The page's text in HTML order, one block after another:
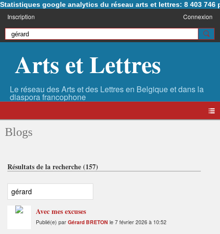
Statistiques google analytics du réseau arts et lettres: 8 403 746
Inscription Connexion
Arts et Lettres
Blogs
Résultats de la recherche (157)
Avec mes excuses
Publié(e) par Gérard BRETON le 7 février 2026 à 10:52